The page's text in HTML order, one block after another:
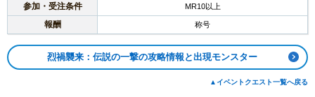
参加・受注条件 MR10以上
報酬 称号
烈禍襲来：伝説の一撃の攻略情報と出現モンスター
▲イベントクエスト一覧へ戻る